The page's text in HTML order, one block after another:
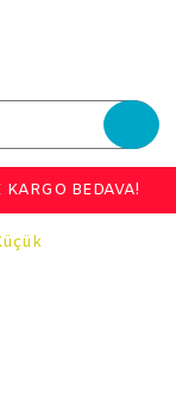
BEDAVA!